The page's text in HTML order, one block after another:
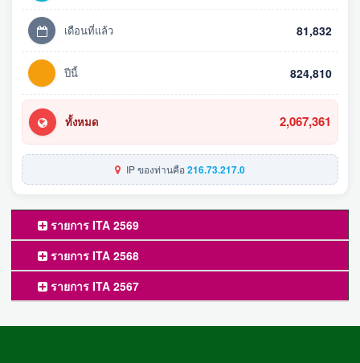
เดือนที่แล้ว 81,832
ปีนี้ 824,810
ทั้งหมด 2,067,361
IP ของท่านคือ216.73.217.0
รายการ ITA 2569
รายการ ITA 2568
รายการ ITA 2567